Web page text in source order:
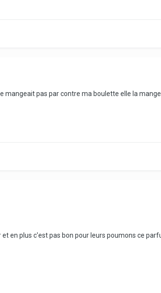
pas par contre ma boulette elle la
en plus c'est pas bon pour leurs poumons ce